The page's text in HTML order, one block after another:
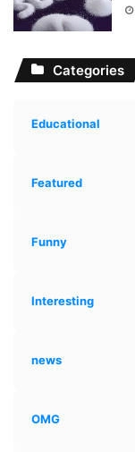
Categories
Educational
Featured
Funny
Interesting
news
OMG